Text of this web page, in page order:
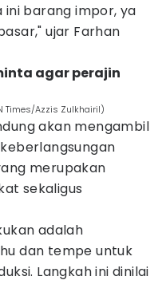
ini barang impor, ya
ujar Farhan
agar perajin
Times/Azzis Zulkhairil)
akan mengambil
merupakan
sekaligus
adalah
dan tempe untuk
Langkah ini dinilai